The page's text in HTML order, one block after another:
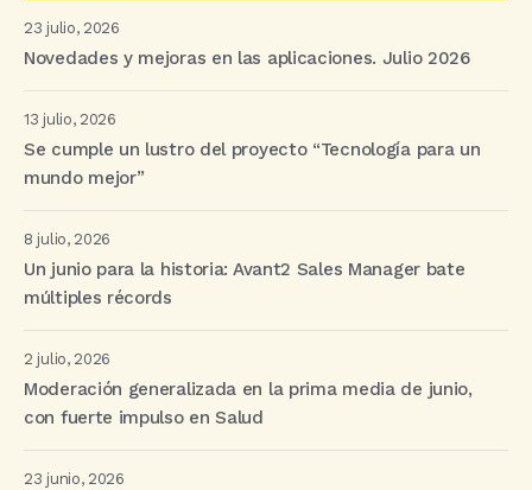
23 julio, 2026
Novedades y mejoras en las aplicaciones. Julio 2026
13 julio, 2026
Se cumple un lustro del proyecto “Tecnología para un
mundo mejor”
8 julio, 2026
Un junio para la historia: Avant2 Sales Manager bate
múltiples récords
2 julio, 2026
Moderación generalizada en la prima media de junio,
con fuerte impulso en Salud
23 junio, 2026